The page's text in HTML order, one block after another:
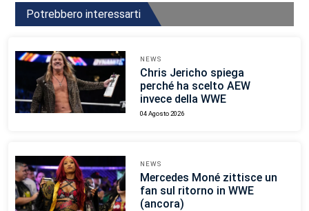
Potrebbero interessarti
NEWS
Chris Jericho spiega
perché ha scelto AEW
invece della WWE
04 Agosto 2026
NEWS
Mercedes Moné zittisce un
fan sul ritorno in WWE
(ancora)